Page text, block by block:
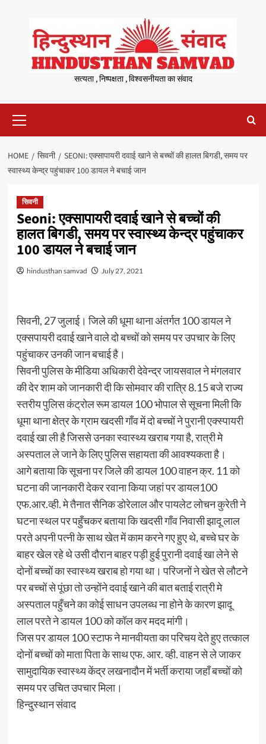
content
सत्यता , निष्पक्षता , विश्वसनीयता का संवाद
Menu
HOME सिवनी
SEONI: एक्सापायरी दवाई खाने से बच्चों की हालत बिगडी, समय पर
स्वास्थ्य केन्द्र पहुंचाकर 100 डायल ने बचाई जान
सिवनी
Seoni: एक्सापायरी दवाई खाने से बच्चों की
हालत बिगडी, समय पर स्वास्थ्य केन्द्र पहुंचाकर
100 डायल ने बचाई जान
hindusthan samvad July 27, 2021
सिवनी, 27 जुलाई। जिले की धूमा थाना अंतर्गत 100 डायल ने
एक्सपायरी दवाई खाने वाले दो बच्चों को समय पर उपचार के लिए
पहुंचाकर उनकी जान बचाई है।
सिवनी पुलिस के मीडिया अधिकारी देवेन्द्र जायसवाल ने मंगलवार
की देर शाम को जानकारी दी कि सोमवार की रात्रि 8.15 बजे राज्य
स्तरीय पुलिस कंट्रोल रूम डायल 100 भोपाल से सूचना मिली कि
धूमा थाना क्षेत्र के ग्राम खदसी गाँव में दो बच्चों ने पुरानी एक्स्पायरी
दवाई खा ली है जिससे उनका स्वास्थ्य खराब गया है, रात्री मे
अस्पताल ले जाने के लिए पुलिस सहायता की आवश्यकता है।
आगे बताया कि सूचना पर जिले की डायल 100 वाहन क्र. 11 को
घटना की जानकारी देकर रवाना किया जहां पर डायल100
एफ.आर.व्ही. मे तैनात सैनिक डोरेलाल और पायलेट लोचन कुरेती ने
घटना स्थल पर पहुँचकर बताया कि खदसी गाँव निवासी झादू लाल
परते अपनी पत्नी के साथ खेत में काम करने गए हुए थे, बच्चे घर के
बाहर खेल रहे थे उसी दौरान बाहर पड़ी हुई पुरानी दवाई खा लेने से
दोनों बच्चों का स्वास्थ्य खराब हो गया था। परिजनों ने खेत से लौटने
पर बच्चों से पूंछा तो उन्होंने दवाई खाने की बात बताई रात्री मे
अस्पताल पहुँचने का कोई साधन उपलब्ध ना होने के कारण झादू
लाल परते ने डायल 100 को कॉल कर मदद मांगी।
जिस पर डायल 100 स्टाफ ने मानवीयता का परिचय देते हुए तत्काल
दोनों बच्चों को माता पिता के साथ एफ. आर. व्ही. वाहन से ले जाकर
सामुदायिक स्वास्थ्य केंद्र लखनादौन में भर्ती कराया जहाँ बच्चों को
समय पर उचित उपचार मिला।
हिन्दुस्थान संवाद